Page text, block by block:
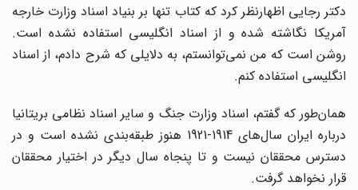
دکتر رجایی اظهارنظر کرد که کتاب تنها بر بنیاد اسناد وزارت خارجه
آمریکا نگاشته شده و از اسناد انگلیسی استفاده نشده است.
روشن است که من نمی‌توانستم، به دلایلی که شرح دادم، از اسناد
انگلیسی استفاده کنم.
همان‌طور که گفتم، اسناد وزارت جنگ و سایر اسناد نظامی بریتانیا
درباره ایران سال‌های 1914-1921 هنوز طبقه‌بندی نشده است و در
دسترس محققان نیست و تا پنجاه سال دیگر در اختیار محققان
قرار نخواهد گرفت.